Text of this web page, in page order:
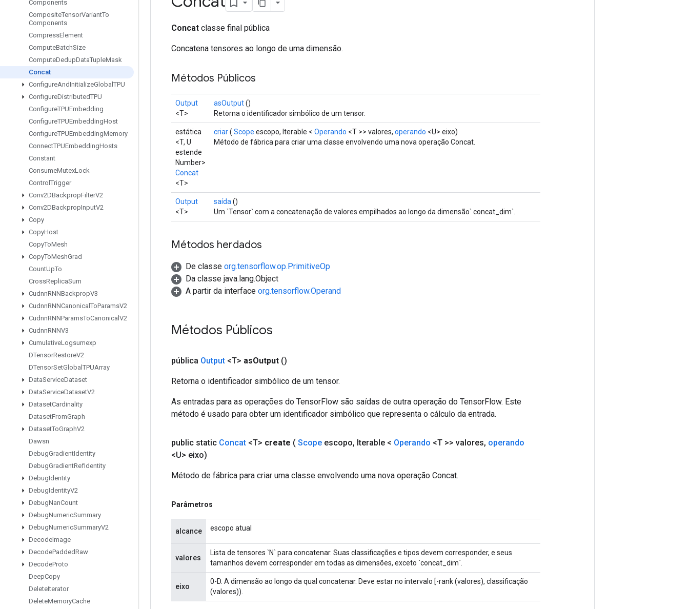
Components
CompositeTensorVariantTo
Components
CompressElement
ComputeBatchSize
ComputeDedupDataTupleMask
Concat
ConfigureAndInitializeGlobal TPU
ConfigureDistributedTPU
ConfigureTPUEmbedding
ConfigureTPUEmbeddingHost
ConfigureTPUEmbeddingMemory
ConnectTPUEmbeddingHosts
Constant
ConsumeMutexLock
Control Trigger
Conv2DBackpropFilterV2
Conv2DBackpropInputV2
Copy
CopyHost
CopyToMesh
CopyToMeshGrad
CountUpTo
CrossReplicaSum
CudnnRNNBackpropV3
CudnnRNNCanonical ToParamsV2
CudnnRNNParamsToCanonical V2
CudnnRNNV3
CumulativeLogsumexp
DTensorRestoreV2
DTensorSetGlobal TPUArray
DataServiceDataset
DataServiceDatasetV2
DatasetCardinality
DatasetFromGraph
DatasetToGraphV2
Dawsn
DebugGradientIdentity
DebugGradientRefIdentity
DebugIdentity
DebugIdentityV2
DebugNanCount
DebugNumericSummary
DebugNumericSummaryV2
DecodeImage
DecodePaddedRaw
DecodeProto
DeepCopy
DeleteIterator
DeleteMemoryCache
Concat classe final pública
Concatena tensores ao longo de uma dimensão.
Métodos Públicos
Output
<T>
asOutput()
Retorna o identificador simbólico de um tensor.
estática
<T, U
estende
Number>
Concat
<T>
criar( Scope escopo, Iterable < Operando <T >> valores, operando <U> eixo)
Método de fábrica para criar uma classe envolvendo uma nova operação Concat.
Output
<T>
saída ()
Um `Tensor` com a concatenação de valores empilhados ao longo da dimensão` concat_dim`.
Métodos herdados
De classe org.tensorflow.op.PrimitiveOp
Da classe java.lang.Object
A partir da interface org.tensorflow.Operand
Métodos Públicos
pública Output <T> asOutput ()
Retorna o identificador simbólico de um tensor.
As entradas para as operações do TensorFlow são saídas de outra operação do TensorFlow. Este
método é usado para obter um identificador simbólico que representa o cálculo da entrada.
public static Concat <T> create ( Scope escopo, Iterable < Operando <T >> valores, operando
<U> eixo)
Método de fábrica para criar uma classe envolvendo uma nova operação Concat.
Parâmetros
alcance escopo atual
valores
Lista de tensores `N` para concatenar. Suas classificações e tipos devem corresponder, e seus
tamanhos devem corresponder em todas as dimensões, exceto `concat_dim`.
eixo
0-D. A dimensão ao longo da qual concatenar. Deve estar no intervalo [-rank (valores), classificação
(valores)).